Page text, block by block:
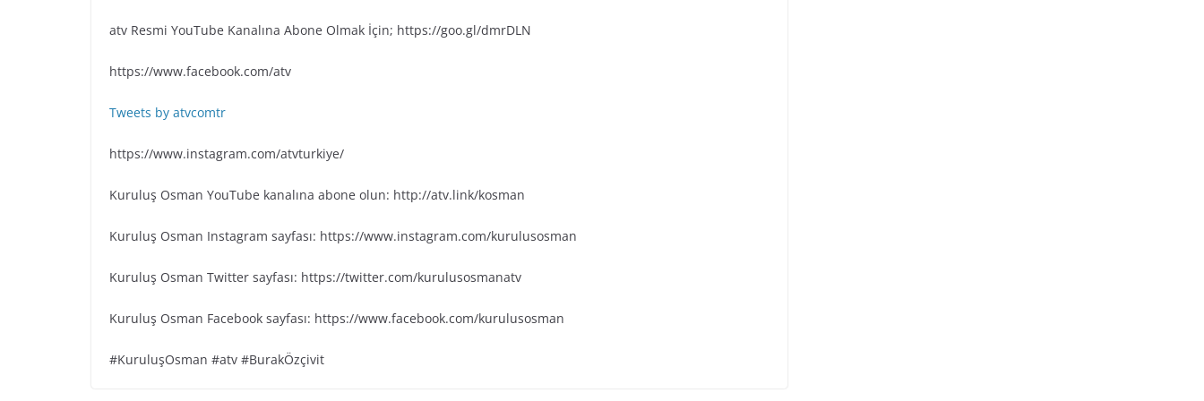
atv Resmi YouTube Kanalına Abone Olmak İçin; https://goo.gl/dmrDLN
https://www.facebook.com/atv
Tweets by atvcomtr
https://www.instagram.com/atvturkiye/
Kuruluş Osman YouTube kanalına abone olun: http://atv.link/kosman
Kuruluş Osman Instagram sayfası: https://www.instagram.com/kurulusosman
Kuruluş Osman Twitter sayfası: https://twitter.com/kurulusosmanatv
Kuruluş Osman Facebook sayfası: https://www.facebook.com/kurulusosman
#KuruluşOsman #atv #BurakÖzçivit